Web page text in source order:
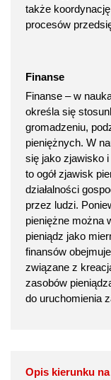
także
procesów
Finanse
Finanse – w
określa się
gromadzeniu,
pieniężnych. W
się jako zjawisko
to ogół zjawisk
działalności
przez ludzi.
pieniężne można
pieniądz jako
finansów
związane z
zasobów
do uruchomienia
Opis kierunku